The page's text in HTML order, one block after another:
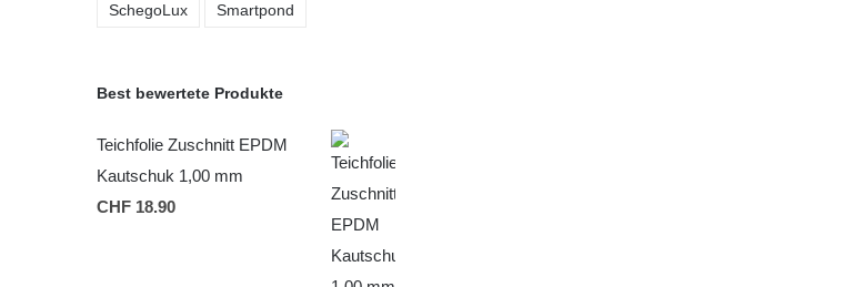
SchegoLux Smartpond
Best bewertete Produkte
Teichfolie Zuschnitt EPDM
Kautschuk 1,00 mm
CHF 18.90